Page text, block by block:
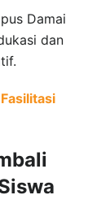
Damai
dan